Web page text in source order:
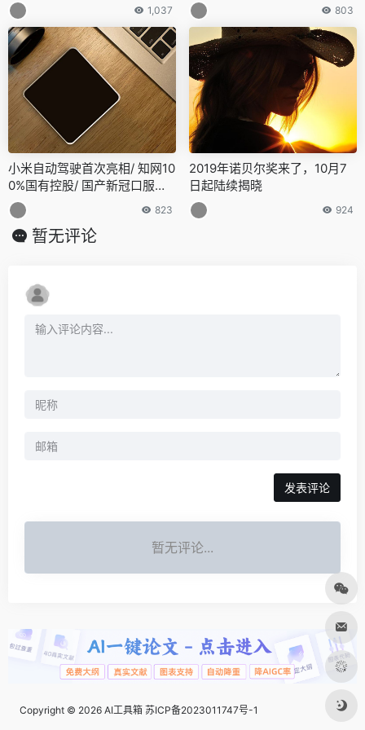
1,037 803
小米自动驾驶首次亮相/ 知网10
0%国有控股/ 国产新冠口服药
定价270元…今日更多新鲜事在
此
823
2019年诺贝尔奖来了，10月7
日起陆续揭晓
924
暂无评论
发表评论
暂无评论...
Copyright © 2026 AI工具箱 苏ICP备2023011747号-1